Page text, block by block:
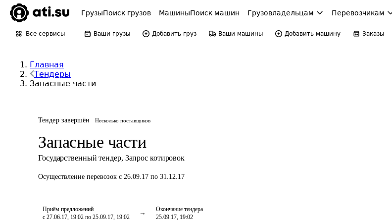
ГрузыПоиск грузов МашиныПоиск машин Грузовладельцам Перевозчикам
Все сервисы Ваши грузы Добавить груз Ваши машины Добавить машину Заказы
Главная
Тендеры
Запасные части
Тендер завершён Несколько поставщиков
Запасные части
Государственный тендер, Запрос котировок
Осуществление перевозок с 26.09.17 по 31.12.17
Приём предложений
с 27.06.17, 19:02 по 25.09.17, 19:02
Окончание тендера
25.09.17, 19:02